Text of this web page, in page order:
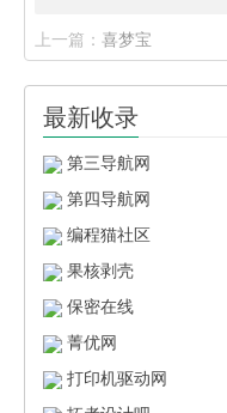
上一篇： 喜梦宝
最新收录
第三导航网
第四导航网
编程猫社区
果核剥壳
保密在线
菁优网
打印机驱动网